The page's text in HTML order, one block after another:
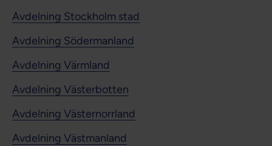
Avdelning Stockholm stad
Avdelning Södermanland
Avdelning Värmland
Avdelning Västerbotten
Avdelning Västernorrland
Avdelning Västmanland